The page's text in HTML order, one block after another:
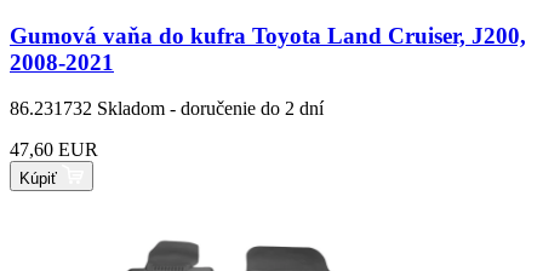
Gumová vaňa do kufra Toyota Land Cruiser, J200,
2008-2021
86.231732 Skladom - doručenie do 2 dní
47,60 EUR
Kúpiť